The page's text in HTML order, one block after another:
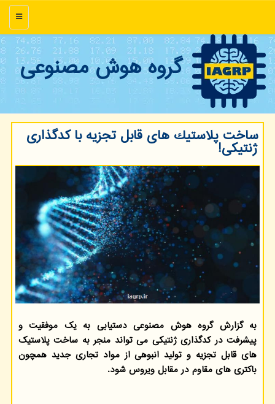
منو
گروه هوش مصنوعی
ساخت پلاستیك های قابل تجزیه با كدگذاری
ژنتیكی!
به گزارش گروه هوش مصنوعی دستیابی به یک موفقیت و
پیشرفت در کدگذاری ژنتیکی می تواند منجر به ساخت پلاستیک
های قابل تجزیه و تولید انبوهی از مواد تجاری جدید همچون
باکتری های مقاوم در مقابل ویروس شود.